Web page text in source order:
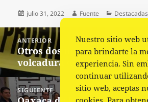
Publicado
julio 31, 2022 Autor
Fuente Categorías
Destacadas
Navegación
de
entradas
ANTERIOR
Entrada
anterior:
Otros dos muertos por
volcadura de autobús
SIGUIENTE
Nuestro sitio web
para brindarte la
experiencia. Sin
continuar
sitio web, aceptas
cookies. Para